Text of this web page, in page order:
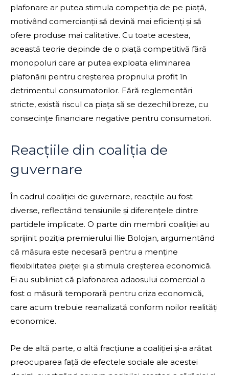
plafonare ar putea stimula competiția de pe piață,
motivând comercianții să devină mai eficienți și să
ofere produse mai calitative. Cu toate acestea,
această teorie depinde de o piață competitivă fără
monopoluri care ar putea exploata eliminarea
plafonării pentru creșterea propriului profit în
detrimentul consumatorilor. Fără reglementări
stricte, există riscul ca piața să se dezechilibreze, cu
consecințe financiare negative pentru consumatori.
Reacțiile din coaliția de
guvernare
În cadrul coaliției de guvernare, reacțiile au fost
diverse, reflectând tensiunile și diferențele dintre
partidele implicate. O parte din membrii coaliției au
sprijinit poziția premierului Ilie Bolojan, argumentând
că măsura este necesară pentru a menține
flexibilitatea pieței și a stimula creșterea economică.
Ei au subliniat că plafonarea adaosului comercial a
fost o măsură temporară pentru criza economică,
care acum trebuie reanalizată conform noilor realități
economice.
Pe de altă parte, o altă fracțiune a coaliției și-a arătat
preocuparea față de efectele sociale ale acestei